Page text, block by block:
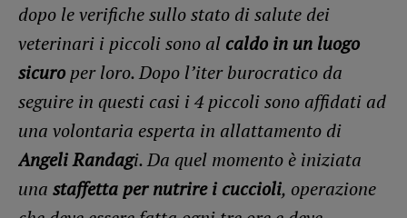
dopo le verifiche sullo stato di salute dei
veterinari i piccoli sono al caldo in un luogo
sicuro per loro. Dopo l’iter burocratico da
seguire in questi casi i 4 piccoli sono affidati ad
una volontaria esperta in allattamento di
Angeli Randagi. Da quel momento è iniziata
una staffetta per nutrire i cuccioli, operazione